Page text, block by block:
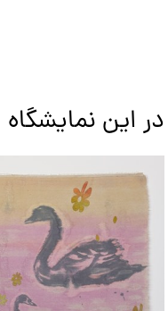
در این نمایشگاه